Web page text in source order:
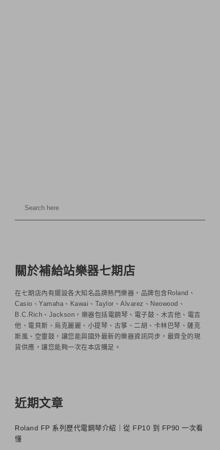
關於補給站樂器七期店
在七期店內有擺設各大知名品牌熱門樂器，品牌包含Roland、
Casio、Yamaha、Kawai、Taylor、Alvarez、Neowood、
B.C.Rich、Jackson，樂器包括電鋼琴、電子鼓、木吉他、電吉
他、電貝斯、烏克麗麗、小提琴、古箏、二胡、卡林巴琴、薩克
斯風、空靈鼓，讓您能與國外最新的樂器資訊同步，最齊全的現
貨供應，讓您能夠一次在本店購足。
近期文章
Roland FP 系列歷代電鋼琴介紹｜從 FP10 到 FP90 一次看
懂